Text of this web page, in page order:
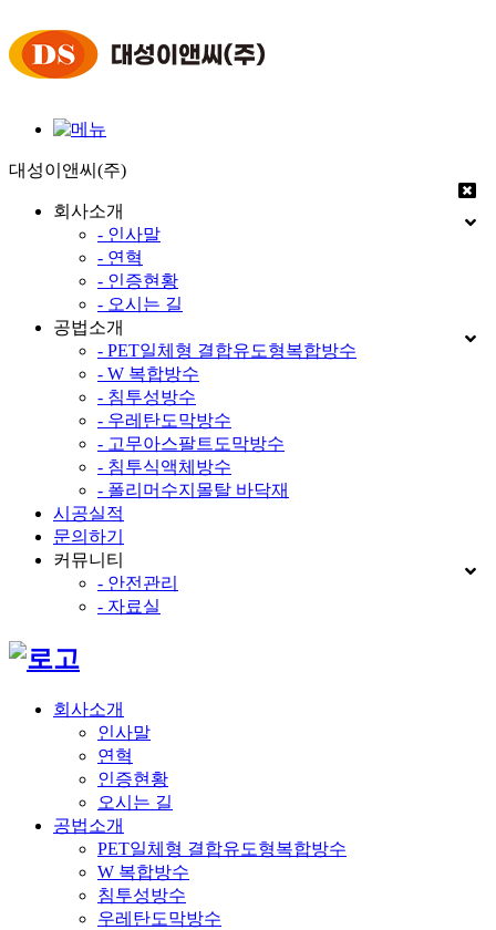
대성이앤씨(주)
회사소개
- 인사말
- 연혁
- 인증현황
- 오시는 길
공법소개
- PET일체형 결합유도형복합방수
- W 복합방수
- 침투성방수
- 우레탄도막방수
- 고무아스팔트도막방수
- 침투식액체방수
- 폴리머수지몰탈 바닥재
시공실적
문의하기
커뮤니티
- 안전관리
- 자료실
회사소개
인사말
연혁
인증현황
오시는 길
공법소개
PET일체형 결합유도형복합방수
W 복합방수
침투성방수
우레탄도막방수